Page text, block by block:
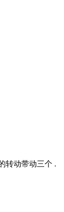
转动带动三个 .